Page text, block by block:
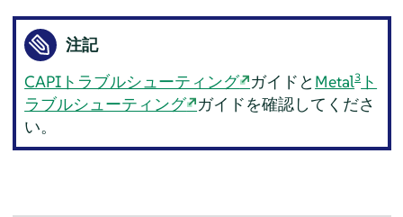
注記
CAPIトラブルシューティング
ガイドと Metal3 ト
ラブルシューティング
ガイドを確認してくださ
い。